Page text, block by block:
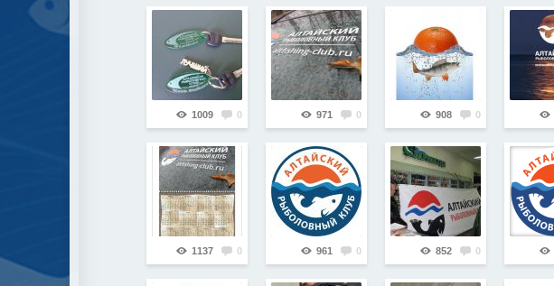
1009 0 971 0 908 0
1137 0 961 0 852 0